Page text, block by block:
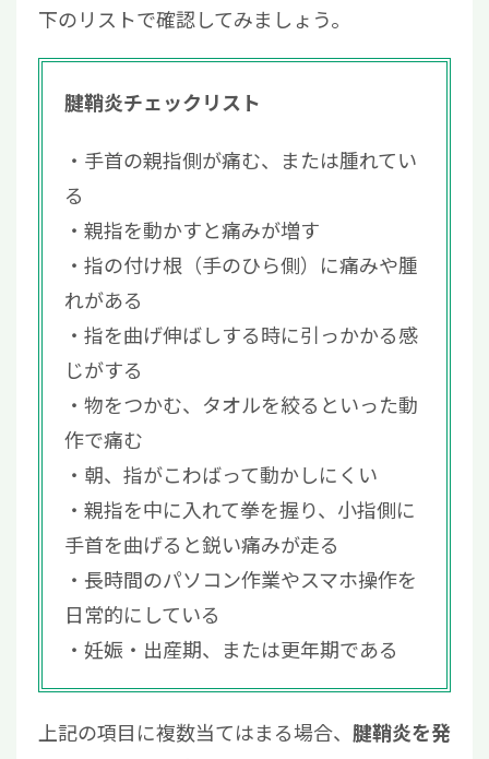
下のリストで確認してみましょう。
腱鞘炎チェックリスト
手首の親指側が痛む、または腫れてい
る
親指を動かすと痛みが増す
指の付け根（手のひら側）に痛みや腫
れがある
指を曲げ伸ばしする時に引っかかる感
じがする
物をつかむ、タオルを絞るといった動
作で痛む
朝、指がこわばって動かしにくい
親指を中に入れて拳を握り、小指側に
手首を曲げると鋭い痛みが走る
長時間のパソコン作業やスマホ操作を
日常的にしている
妊娠・出産期、または更年期である
上記の項目に複数当てはまる場合、 腱鞘炎を発